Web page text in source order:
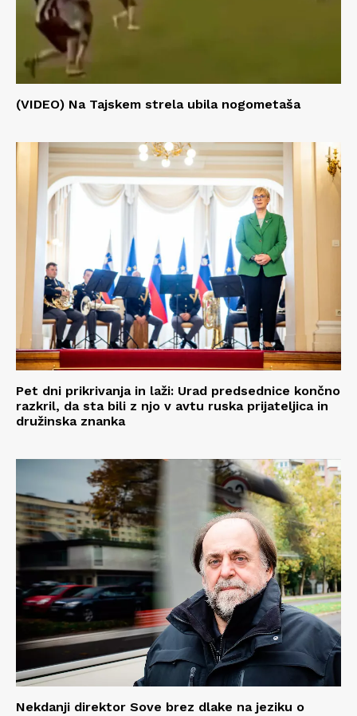
(VIDEO) Na Tajskem strela ubila nogometaša
Pet dni prikrivanja in laži: Urad predsednice končno
razkril, da sta bili z njo v avtu ruska prijateljica in
družinska znanka
Nekdanji direktor Sove brez dlake na jeziku o